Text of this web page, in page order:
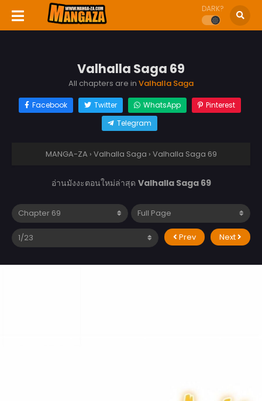
DARK?
Valhalla Saga 69
All chapters are in Valhalla Saga
Facebook Twitter WhatsApp
Pinterest
Telegram
MANGA-ZA › Valhalla Saga › Valhalla Saga 69
อ่านมังงะตอนใหม่ล่าสุด Valhalla Saga 69
Prev Next